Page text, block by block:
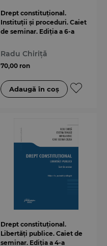
Drept constituțional.
Instituții și proceduri. Caiet
de seminar. Ediția a 6-a
Radu Chiriță
70,00 ron
Drept constituțional.
Libertăți publice. Caiet de
seminar. Ediția a 4-a